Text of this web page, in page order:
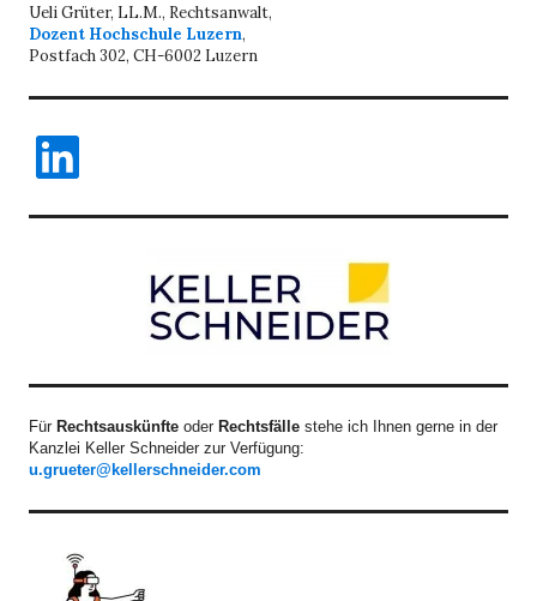
Ueli Grüter, LL.M., Rechtsanwalt,
Dozent Hochschule Luzern,
Postfach 302, CH-6002 Luzern
LinkedIn
Für Rechtsauskünfte oder Rechtsfälle stehe ich Ihnen gerne in der
Kanzlei Keller Schneider zur Verfügung:
u.grueter@kellerschneider.com